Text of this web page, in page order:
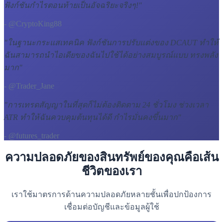
ฟังก์ชันกำไรตอนท้ายเป็นอัจฉริยะจริงๆ!"
- @CryptoKing88
"ในฐานะกระแสเทคนิค ฟังก์ชันการปรับแต่งของ DCAUT ทำให้
ฉันสามารถนำไอเดียของฉันไปใช้ได้อย่างสมบูรณ์แบบ ทรงพลัง
มาก"
- @Trader_Jane
"การเทรดสัญญาในที่สุดก็ไม่ต้องติดตาม 24 ชั่วโมง ช่วงเวลา
ATR ทำให้ฉันควบคุมต้นทุนได้ดี กำไรมั่นคงขึ้นมาก"
- @futures_trader
ความปลอดภัยของสินทรัพย์ของคุณคือเส้น
ชีวิตของเรา
เราใช้มาตรการด้านความปลอดภัยหลายชั้นเพื่อปกป้องการ
เชื่อมต่อบัญชีและข้อมูลผู้ใช้